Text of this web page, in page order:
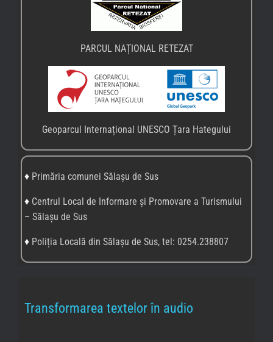
PARCUL NAȚIONAL RETEZAT
Geoparcul Internațional UNESCO Țara Hategului
♦ Primăria comunei Sălașu de Sus
♦ Centrul Local de Informare și Promovare a Turismului
– Sălașu de Sus
♦ Poliția Locală din Sălașu de Sus, tel: 0254.238807
Transformarea textelor în audio